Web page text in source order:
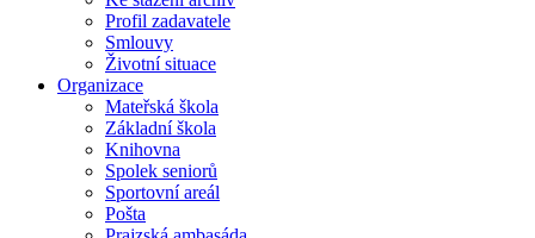
Profil zadavatele
Smlouvy
Životní situace
Organizace
Mateřská škola
Základní škola
Knihovna
Spolek seniorů
Sportovní areál
Pošta